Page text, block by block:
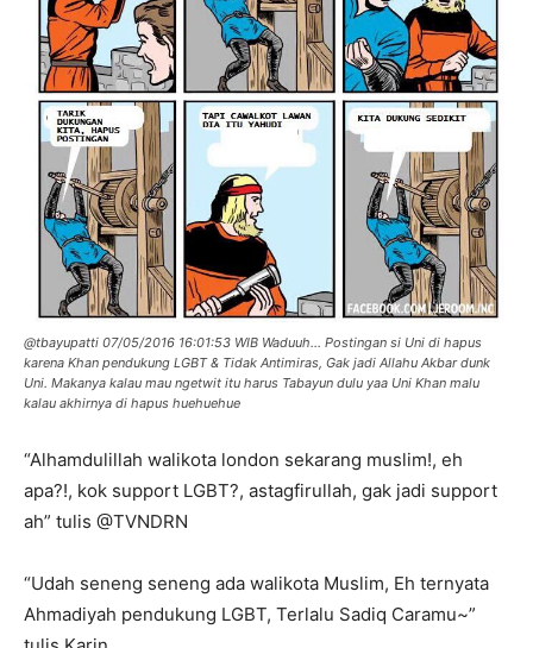
@tbayupatti 07/05/2016 16:01:53 WIB Waduuh… Postingan si Uni di hapus
karena Khan pendukung LGBT & Tidak Antimiras, Gak jadi Allahu Akbar dunk
Uni. Makanya kalau mau ngetwit itu harus Tabayun dulu yaa Uni Khan malu
kalau akhirnya di hapus huehuehue
“Alhamdulillah walikota london sekarang muslim!, eh
apa?!, kok support LGBT?, astagfirullah, gak jadi support
ah” tulis @TVNDRN
“Udah seneng seneng ada walikota Muslim, Eh ternyata
Ahmadiyah pendukung LGBT, Terlalu Sadiq Caramu~”